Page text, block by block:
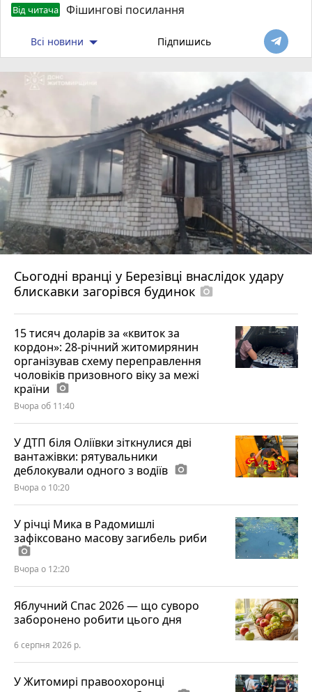
Від читача Фішингові посилання
Всі новини Підпишись
Сьогодні вранці у Березівці внаслідок удару
блискавки загорівся будинок photo_camera
15 тисяч доларів за «квиток за
кордон»: 28-річний житомирянин
організував схему переправлення
чоловіків призовного віку за межі
країни photo_camera
Вчора об 11:40
У ДТП біля Оліївки зіткнулися дві
вантажівки: рятувальники
деблокували одного з водіїв photo_camera
Вчора о 10:20
У річці Мика в Радомишлі
зафіксовано масову загибель риби
photo_camera
Вчора о 12:20
Яблучний Спас 2026 — що суворо
заборонено робити цього дня
6 серпня 2026 р.
У Житомирі правоохоронці